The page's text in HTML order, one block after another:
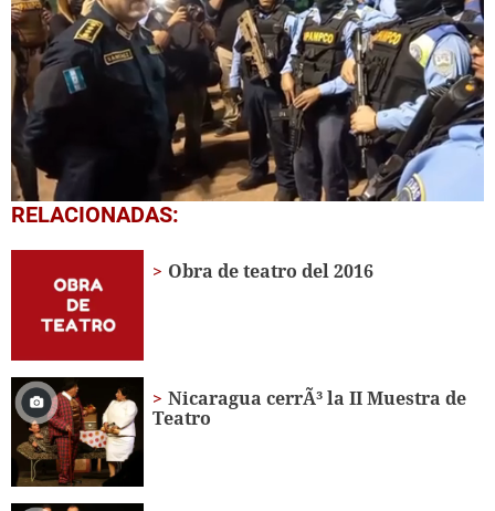
0
seconds
minutes,
seconds
RELACIONADAS:
Obra de teatro del 2016
Nicaragua cerrÃ³ la II Muestra de
Teatro